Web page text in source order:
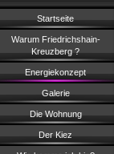
Startseite
Warum Friedrichshain-
Kreuzberg ?
Energiekonzept
Galerie
Die Wohnung
Der Kiez